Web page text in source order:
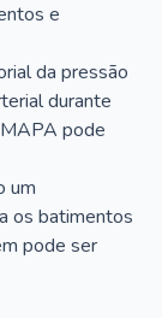
e
da pressão
durante
pode
um
os batimentos
pode ser